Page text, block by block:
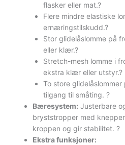
flasker eller mat.?
Flere mindre elastiske
ernæringstilskudd.?
Stor glidelåslomme på
eller klær.?
Stretch-mesh lomme i
ekstra klær eller utstyr.?
To store
tilgang til småting. ?
Bæresystem: Justerbare
bryststropper med
kroppen og gir stabilitet. ?
Ekstra funksjoner: